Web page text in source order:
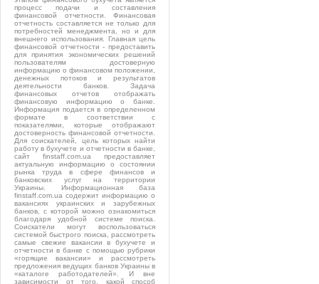
процесс подачи и составления
финансовой отчетности. Финансовая
отчетность составляется не только для
потребностей менеджмента, но и для
внешнего использования. Главная цель
финансовой отчетности - предоставить
для принятия экономических решений
пользователям достоверную
информацию о финансовом положении,
денежных потоков и результатов
деятельности банков. Задача
финансовых отчетов отображать
финансовую информацию о банке.
Информация подается в определенном
формате в соответствии с
показателями, которые отображают
достоверность финансовой отчетности.
Для соискателей, цель которых найти
работу в бухучете и отчетности в банке,
сайт finstaff.com.ua предоставляет
актуальную информацию о состоянии
рынка труда в сфере финансов и
банковских услуг на территории
Украины. Информационная база
finstaff.com.ua содержит информацию о
вакансиях украинских и зарубежных
банков, с которой можно ознакомиться
благодаря удобной системе поиска.
Соискатели могут воспользоваться
системой быстрого поиска, рассмотреть
самые свежие вакансии в бухучете и
отчетности в банке с помощью рубрики
«горящие вакансии» и рассмотреть
предложения ведущих банков Украины в
«каталоге работодателей». И вне
зависимости от того, какой способ